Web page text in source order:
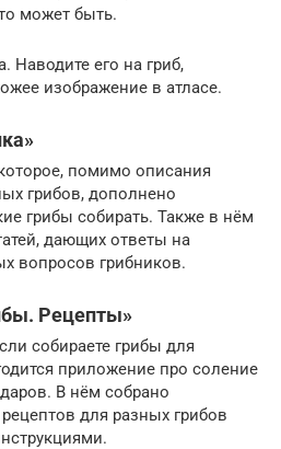
может быть.
Наводите его на гриб,
изображение в атласе.
помимо описания
грибов, дополнено
грибы собирать. Также в нём
дающих ответы на
вопросов грибников.
Рецепты»
собираете грибы для
приложение про соление
В нём собрано
для разных грибов